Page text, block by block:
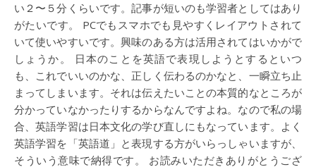
い２〜５分くらいです。記事が短いのも学習者としてはあり
がたいです。 PCでもスマホでも見やすくレイアウトされて
いて使いやすいです。興味のある方は活用されてはいかがで
しょうか。 日本のことを英語で表現しようとするといつ
も、これでいいのかな、正しく伝わるのかなと、一瞬立ち止
まってしまいます。それは伝えたいことの本質的なところが
分かっていなかったりするからなんですよね。なので私の場
合、英語学習は日本文化の学び直しにもなっています。よく
英語学習を「英語道」と表現する方がいらっしゃいますが、
そういう意味で納得です。 お読みいただきありがとうござ